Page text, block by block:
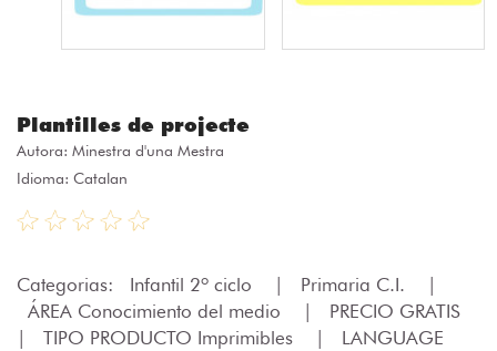
Plantilles de projecte
Autora: Minestra d'una Mestra
Idioma: Catalan
Categorias: Infantil 2º ciclo | Primaria C.I.
|
ÁREA Conocimiento del medio
|
PRECIO GRATIS
|
TIPO PRODUCTO Imprimibles |
LANGUAGE